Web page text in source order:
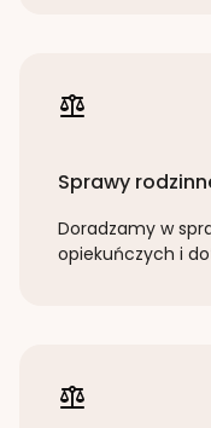
Sprawy
Doradzamy w
opiekuńczych i